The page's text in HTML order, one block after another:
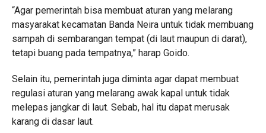
“Agar pemerintah bisa membuat aturan yang melarang
masyarakat kecamatan Banda Neira untuk tidak membuang
sampah di sembarangan tempat (di laut maupun di darat),
tetapi buang pada tempatnya,” harap Goido.
Selain itu, pemerintah juga diminta agar dapat membuat
regulasi aturan yang melarang awak kapal untuk tidak
melepas jangkar di laut. Sebab, hal itu dapat merusak
karang di dasar laut.